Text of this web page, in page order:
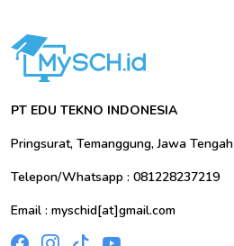
PT EDU TEKNO INDONESIA
Pringsurat, Temanggung, Jawa Tengah
Telepon/Whatsapp : 081228237219
Email : myschid[at]gmail.com